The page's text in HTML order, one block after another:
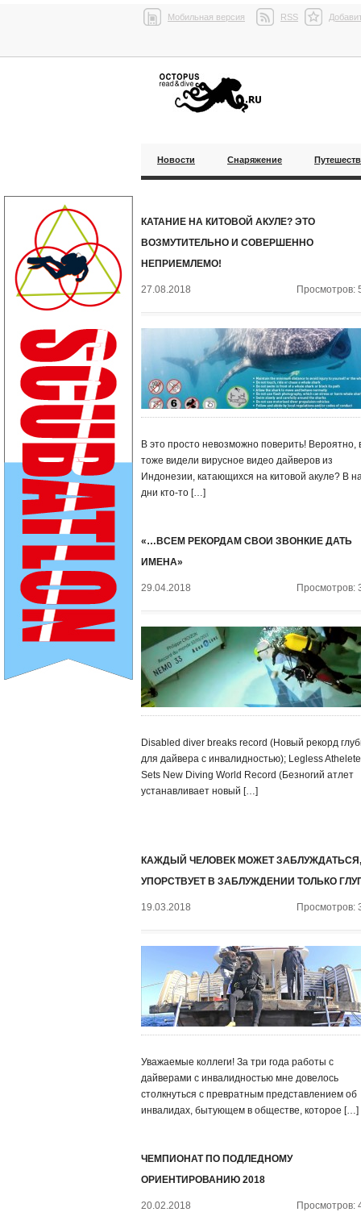
Мобильная версия RSS
Новости Снаряжение
КАТАНИЕ НА КИТОВОЙ АКУЛЕ? ЭТО
ВОЗМУТИТЕЛЬНО И СОВЕРШЕННО
НЕПРИЕМЛЕМО!
27.08.2018 Просмотров:
В это просто невозможно поверить! Вероятно,
тоже видели вирусное видео дайверов из
Индонезии, катающихся на китовой акуле? В
дни кто-то […]
«…ВСЕМ РЕКОРДАМ СВОИ ЗВОНКИЕ ДАТЬ
ИМЕНА»
29.04.2018 Просмотров:
Disabled diver breaks record (Новый рекорд
для дайвера с инвалидностью); Legless Athelete
Sets New Diving World Record (Безногий атлет
устанавливает новый […]
КАЖДЫЙ ЧЕЛОВЕК МОЖЕТ
УПОРСТВУЕТ В ЗАБЛУЖДЕНИИ ТОЛЬКО
19.03.2018 Просмотров:
Уважаемые коллеги! За три года работы с
дайверами с инвалидностью мне довелось
столкнуться с превратным представлением об
инвалидах, бытующем в обществе, которое […]
ЧЕМПИОНАТ ПО ПОДЛЕДНОМУ
ОРИЕНТИРОВАНИЮ 2018
20.02.2018 Просмотров: